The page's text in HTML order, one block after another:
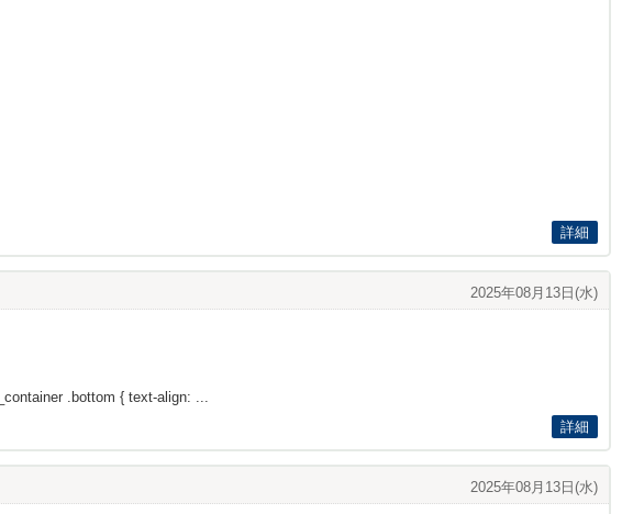
詳細
2025年08月13日(水)
.bottom { text-align: ...
詳細
2025年08月13日(水)